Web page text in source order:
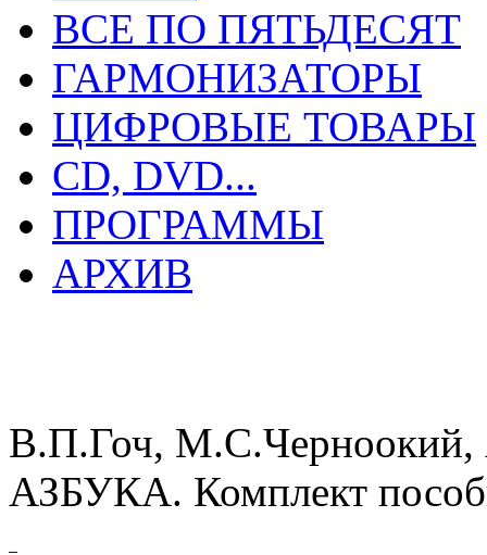
ВСЕ ПО ПЯТЬДЕСЯТ
ГАРМОНИЗАТОРЫ
ЦИФРОВЫЕ ТОВАРЫ
CD, DVD...
ПРОГРАММЫ
АРХИВ
В.П.Гоч, М.С.Черноокий,
АЗБУКА. Комплект